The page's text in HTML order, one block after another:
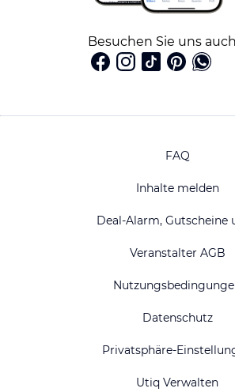
Besuchen Sie uns
FAQ
Inhalte melden
Deal-Alarm, Gutscheine
Veranstalter AGB
Datenschutz
Privatsphäre-
Utiq Verwalten